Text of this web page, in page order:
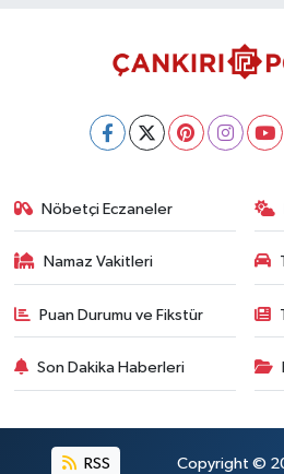
Nöbetçi Eczaneler
Namaz Vakitleri
Puan Durumu ve Fikstür
Son Dakika Haberleri
RSS Copyright ©